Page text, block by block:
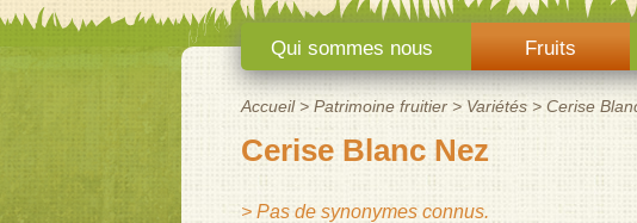
Menu principal
Qui sommes nous Fruits
Vous êtes ici
Accueil > Patrimoine fruitier > Variétés > Cerise
Cerise Blanc Nez
> Pas de synonymes connus.